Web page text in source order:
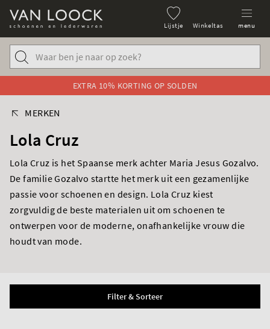
Lijstje Winkeltas menu
EXTRA 10% KORTING OP SOLDEN
MERKEN
Lola Cruz
Lola Cruz is het Spaanse merk achter Maria Jesus Gozalvo.
De familie Gozalvo startte het merk uit een gezamenlijke
passie voor schoenen en design. Lola Cruz kiest
zorgvuldig de beste materialen uit om schoenen te
ontwerpen voor de moderne, onafhankelijke vrouw die
houdt van mode.
Filter & Sorteer